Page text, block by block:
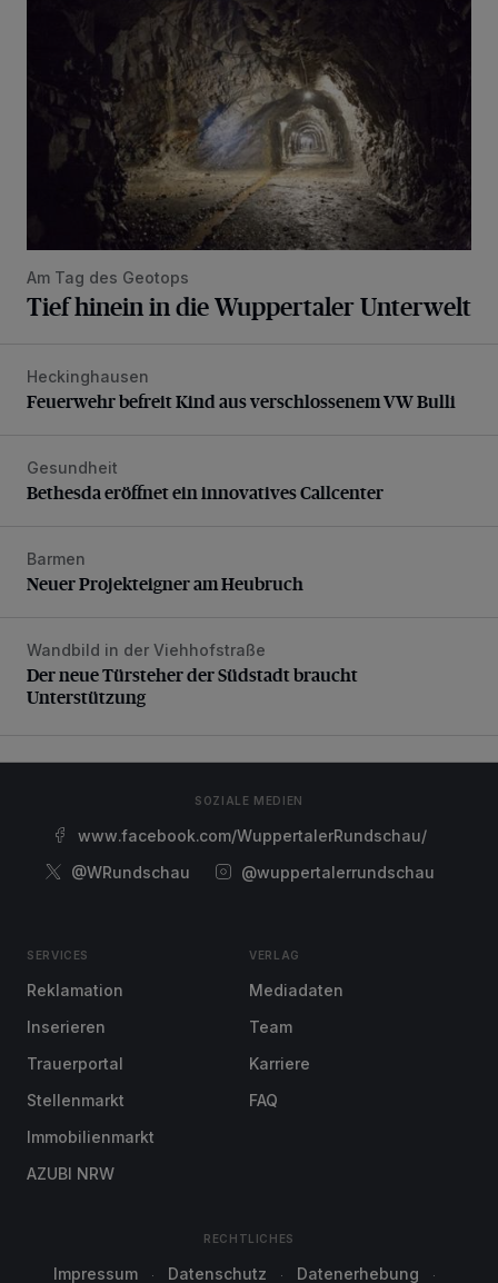
Am Tag des Geotops
Tief hinein in die Wuppertaler Unterwelt
Feuerwehr befreit Kind aus verschlossenem VW Bulli
Heckinghausen
Feuerwehr befreit Kind aus verschlossenem VW Bulli
Bethesda eröffnet ein innovatives Callcenter
Gesundheit
Bethesda eröffnet ein innovatives Callcenter
Neuer Projekteigner am Heubruch
Barmen
Neuer Projekteigner am Heubruch
Der neue Türsteher der Südstadt braucht Unterstützung
Wandbild in der Viehhofstraße
Der neue Türsteher der Südstadt braucht
Unterstützung
SOZIALE MEDIEN
www.facebook.com/WuppertalerRundschau/
@WRundschau
@wuppertalerrundschau
SERVICES
Reklamation
Inserieren
Trauerportal
Stellenmarkt
Immobilienmarkt
AZUBI NRW
VERLAG
Mediadaten
Team
Karriere
FAQ
RECHTLICHES
Impressum Datenschutz Datenerhebung